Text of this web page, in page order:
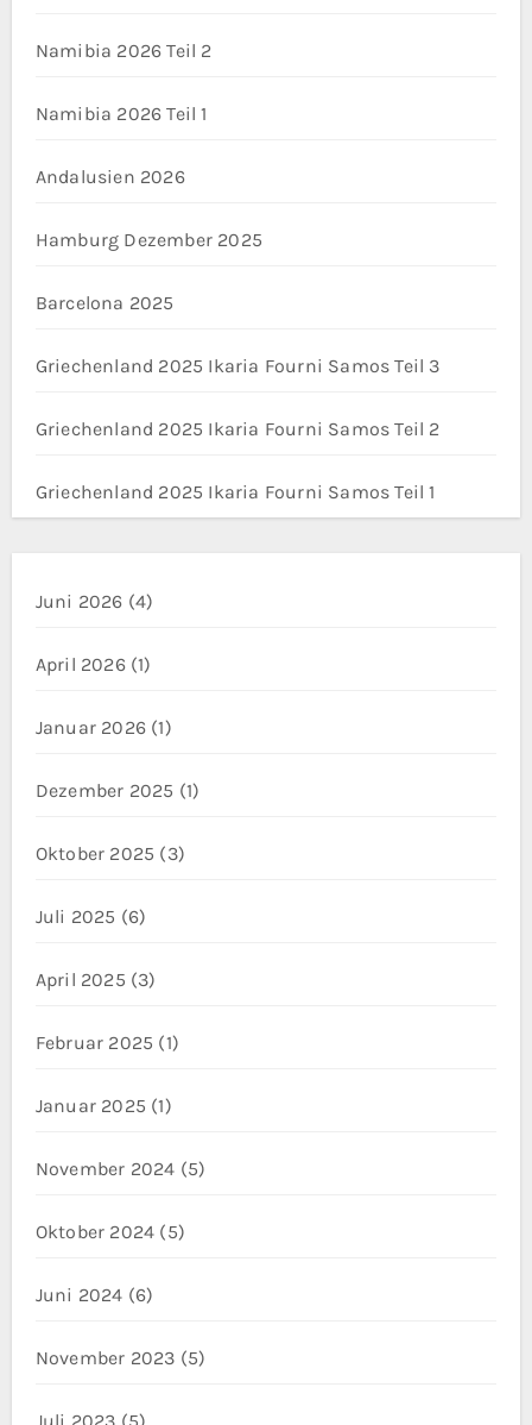
Namibia 2026 Teil 2
Namibia 2026 Teil 1
Andalusien 2026
Hamburg Dezember 2025
Barcelona 2025
Griechenland 2025 Ikaria Fourni Samos Teil 3
Griechenland 2025 Ikaria Fourni Samos Teil 2
Griechenland 2025 Ikaria Fourni Samos Teil 1
Juni 2026 (4)
April 2026(1)
Januar 2026(1)
Dezember 2025 (1)
Oktober 2025 (3)
Juli 2025 (6)
April 2025 (3)
Februar 2025 (1)
Januar 2025 (1)
November 2024 (5)
Oktober 2024 (5)
Juni 2024 (6)
November 2023 (5)
Juli 2023 (5)